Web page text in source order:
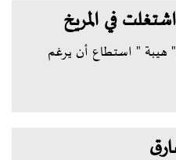
في المريخ
" هيبة " استطاع أن يرغم